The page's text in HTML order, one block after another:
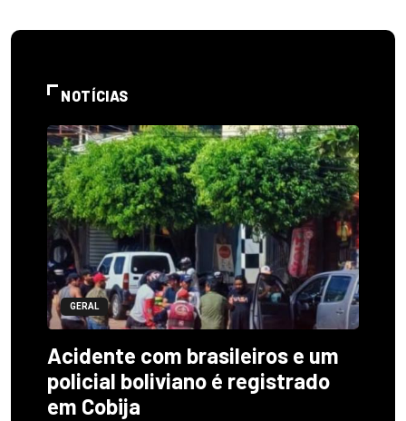
NOTÍCIAS
GERAL
Acidente com brasileiros e um
policial boliviano é registrado
em Cobija